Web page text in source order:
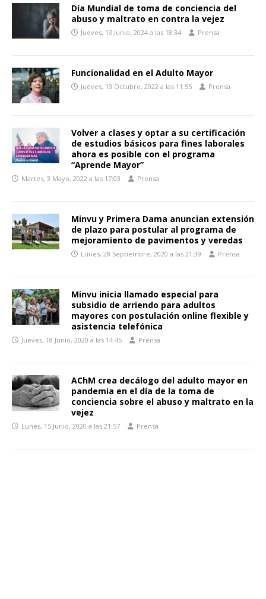
Día Mundial de toma de conciencia del
abuso y maltrato en contra la vejez
Jueves, 13 Junio, 2024 a las 18:34 Prensa
Funcionalidad en el Adulto Mayor
Jueves, 13 Octubre, 2022 a las 11:55 Prensa
Volver a clases y optar a su certificación
de estudios básicos para fines laborales
ahora es posible con el programa
“Aprende Mayor”
Martes, 3 Mayo, 2022 a las 17:03 Prensa
Minvu y Primera Dama anuncian extensión
de plazo para postular al programa de
mejoramiento de pavimentos y veredas
Lunes, 28 Septiembre, 2020 a las 21:39 Prensa
Minvu inicia llamado especial para
subsidio de arriendo para adultos
mayores con postulación online flexible y
asistencia telefónica
Jueves, 18 Junio, 2020 a las 14:45 Prensa
AChM crea decálogo del adulto mayor en
pandemia en el día de la toma de
conciencia sobre el abuso y maltrato en la
vejez
Lunes, 15 Junio, 2020 a las 21:57 Prensa